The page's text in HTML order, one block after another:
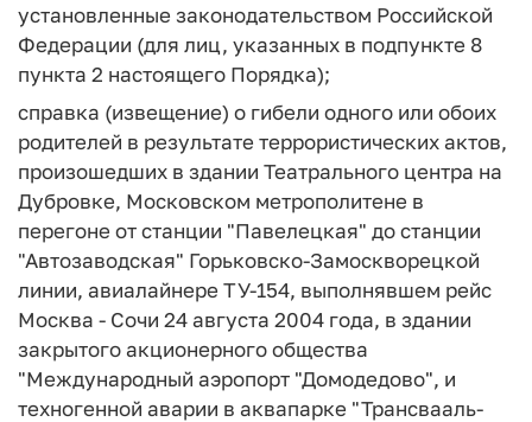
установленные законодательством Российской
Федерации (для лиц, указанных в подпункте 8
пункта 2 настоящего Порядка);
справка (извещение) о гибели одного или обоих
родителей в результате террористических актов,
произошедших в здании Театрального центра на
Дубровке, Московском метрополитене в
перегоне от станции "Павелецкая" до станции
"Автозаводская" Горьковско-Замоскворецкой
линии, авиалайнере ТУ-154, выполнявшем рейс
Москва - Сочи 24 августа 2004 года, в здании
закрытого акционерного общества
"Международный аэропорт "Домодедово", и
техногенной аварии в аквапарке "Трансвааль-